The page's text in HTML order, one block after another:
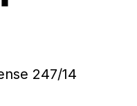
247/14